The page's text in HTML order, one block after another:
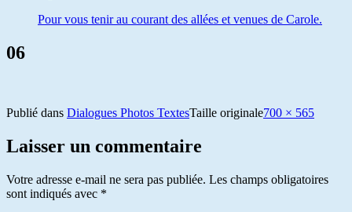
Pour vous tenir au courant des allées et venues de Carole.
06
Publié dans Dialogues Photos TextesTaille originale700 × 565
Laisser un commentaire
Votre adresse e-mail ne sera pas publiée. Les champs obligatoires
sont indiqués avec *